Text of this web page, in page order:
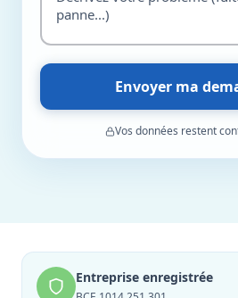
Envoyer ma
Vos données restent
Entreprise enregistrée